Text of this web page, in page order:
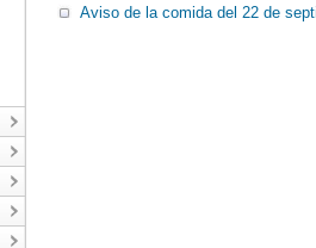
30
Aviso de la comida del 22 de